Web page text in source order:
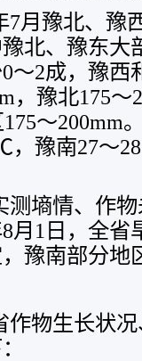
豫北、豫
北、豫东大
～2成，豫西
，豫北175～
～200mm
豫南27～
墒情、作物
月1日，全
豫南部分地
物生长状况